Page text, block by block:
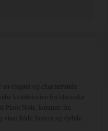
elegant og charmerende
kvalitetsvine fra klassiske
Pinot Noir, kommer fra
både finesse og dybde.